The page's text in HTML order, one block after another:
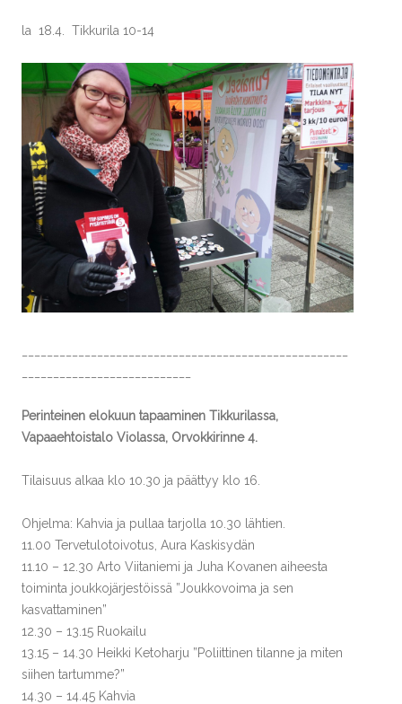
la 18.4. Tikkurila 10-14
Perinteinen elokuun tapaaminen Tikkurilassa,
Vapaaehtoistalo Violassa, Orvokkirinne 4.
Tilaisuus alkaa klo 10.30 ja päättyy klo 16.
Ohjelma: Kahvia ja pullaa tarjolla 10.30 lähtien.
11.00 Tervetulotoivotus, Aura Kaskisydän
11.10 – 12.30 Arto Viitaniemi ja Juha Kovanen aiheesta
toiminta joukkojärjestöissä ”Joukkovoima ja sen
kasvattaminen”
12.30 – 13.15 Ruokailu
13.15 – 14.30 Heikki Ketoharju ”Poliittinen tilanne ja miten
siihen tartumme?”
14.30 – 14.45 Kahvia